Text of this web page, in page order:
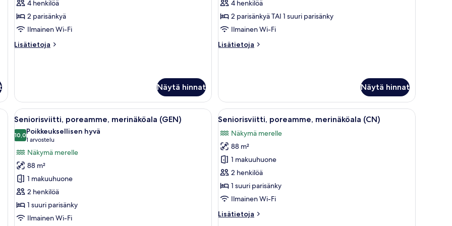
Junior-
sviitti,
merinäköala
(Superior,
IN)
4 henkilöä
2 parisänkyä
Ilmainen Wi-Fi
Lisätietoja
Lisätietoja
IN)
Näytä hinnat
Junior-
sviitti,
parveke
(IN)
kuvat
4 henkilöä
2 parisänkyä TAI 1 suuri parisänky
Ilmainen Wi-Fi
Lisätietoja
Lisätietoja
Näytä hinnat
silitysrauta/-lauta
Avaa
kaikki
huonetyypin
Seniorisviitti,
poreamme,
merinäköala
(GEN)
kuvat
Hotellihuone, jossa on suuri sänky, kattotuuletin, televisio, työpöytä ja liukuoven kautta avautuva näkymä merelle.
6
Seniorisviitti, poreamme, merinäköala (GEN)
10,010,0 kautta 10
Poikkeuksellisen hyvä
1 arvostelu
(1
arvostelu)
Näkymä merelle
88 m²
1 makuuhuone
2 henkilöä
1 suuri parisänky
Ilmainen Wi-Fi
Avaa
kaikki
huonetyypin
Seniorisviitti,
poreamme,
merinäköala
(CN)
kuvat
Hotellihuone, jossa on suuri sänky,
6
Seniorisviitti, poreamme, merinäköala (CN)
Näkymä merelle
88 m²
1 makuuhuone
2 henkilöä
1 suuri parisänky
Ilmainen Wi-Fi
Lisätietoja
Lisätietoja